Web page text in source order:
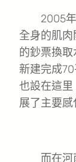
2005年，
全身的肌
的鈔票換
新建完成
也設在這里
展了主要感
而在河南